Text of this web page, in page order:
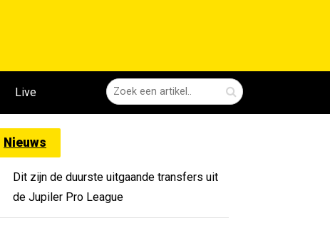
Live
Nieuws
Dit zijn de duurste uitgaande transfers uit
de Jupiler Pro League